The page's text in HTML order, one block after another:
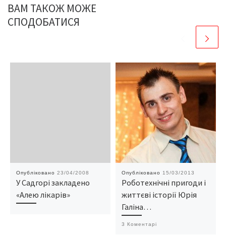
ВАМ ТАКОЖ МОЖЕ
СПОДОБАТИСЯ
Опубліковано 23/04/2008
У Садгорі закладено
«Алею лікарів»
Опубліковано 15/03/2013
Роботехнічні пригоди і
життєві історії Юрія
Галіна…
3 Коментарі